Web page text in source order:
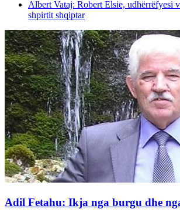
Albert Vataj: Robert Elsie, udhërrëfyesi
shpirtit shqiptar
Adil Fetahu: Ikja nga burgu dhe